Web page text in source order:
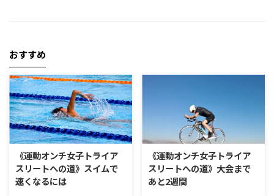
おすすめ
《運動オンチ女子トライア
スリートへの道》スイムで
速くなるには
《運動オンチ女子トライア
スリートへの道》大会まで
あと2週間